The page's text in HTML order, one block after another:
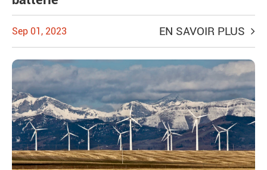
Sep 01, 2023 EN SAVOIR PLUS